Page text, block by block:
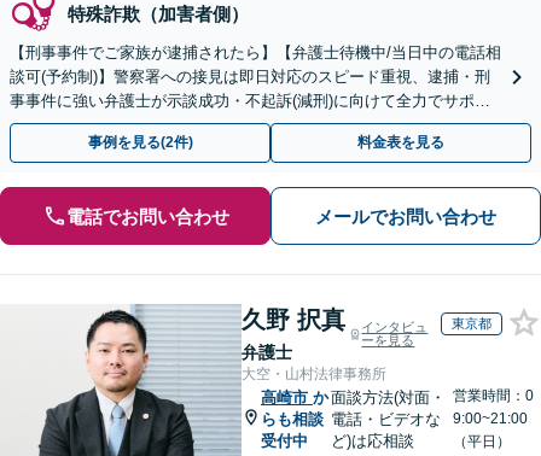
特殊詐欺（加害者側）
【刑事事件でご家族が逮捕されたら】【弁護士待機中/当日中の電話相
談可(予約制)】警察署への接見は即日対応のスピード重視、逮捕・刑
事事件に強い弁護士が示談成功・不起訴(減刑)に向けて全力でサポー
トします。【加害者側の相談専門】
事例を見る(2件) 料金表を見る
電話でお問い合わせ メールでお問い合わせ
久野 択真
弁護士
インタビュ
ーを見る
東京都
大空・山村法律事務所
高崎市 か
らも相談
受付中
面談方法(対面・
電話・ビデオな
ど)は応相談
営業時間：0
9:00~21:00
（平日）